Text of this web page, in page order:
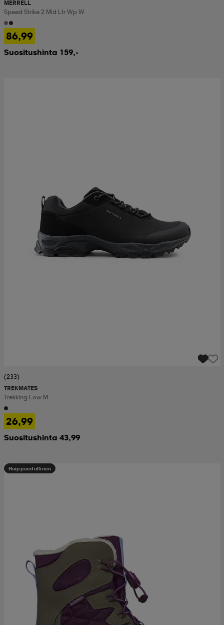
MERRELL
Speed Strike 2 Mid Ltr Wp W
86,99
Suositushinta 159,-
(233)
TREKMATES
Trekking Low M
26,99
Suositushinta 43,99
Huippuedullinen